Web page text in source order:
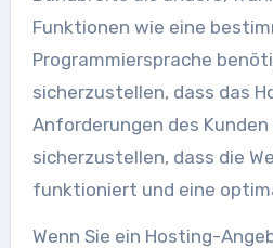
Funktionen wie eine
Programmiersprache
sicherzustellen, dass das
Anforderungen des
sicherzustellen, dass die
funktioniert und eine
Wenn Sie ein Hosting-